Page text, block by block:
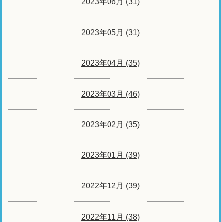
2023年05月 (31)
2023年04月 (35)
2023年03月 (46)
2023年02月 (35)
2023年01月 (39)
2022年12月 (39)
2022年11月 (38)